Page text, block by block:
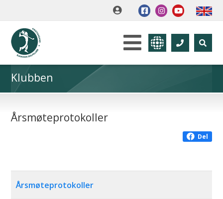
Klubben
Årsmøteprotokoller
Del
Årsmøteprotokoller